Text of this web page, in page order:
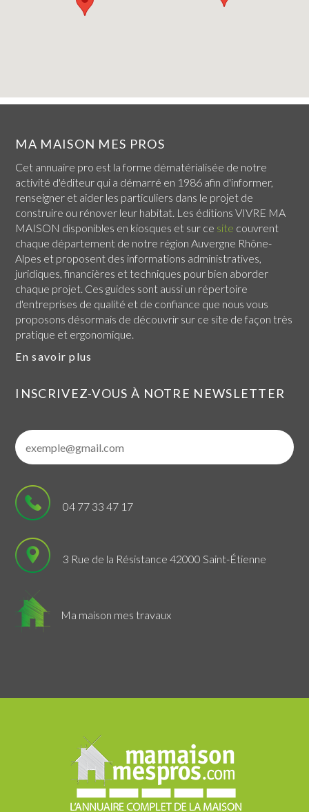
MA MAISON MES PROS
Cet annuaire pro est la forme dématérialisée de notre
activité d'éditeur qui a démarré en 1986 afin d'informer,
renseigner et aider les particuliers dans le projet de
construire ou rénover leur habitat. Les éditions VIVRE MA
MAISON disponibles en kiosques et sur ce site couvrent
chaque département de notre région Auvergne Rhône-
Alpes et proposent des informations administratives,
juridiques, financières et techniques pour bien aborder
chaque projet. Ces guides sont aussi un répertoire
d'entreprises de qualité et de confiance que nous vous
proposons désormais de découvrir sur ce site de façon très
pratique et ergonomique.
En savoir plus
INSCRIVEZ-VOUS À NOTRE NEWSLETTER
04 77 33 47 17
3 Rue de la Résistance 42000 Saint-Étienne
Ma maison mes travaux